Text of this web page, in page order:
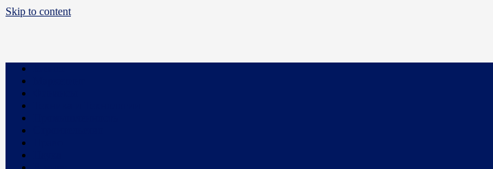
Skip to content
Business PRO
Новости про бизнес и не только